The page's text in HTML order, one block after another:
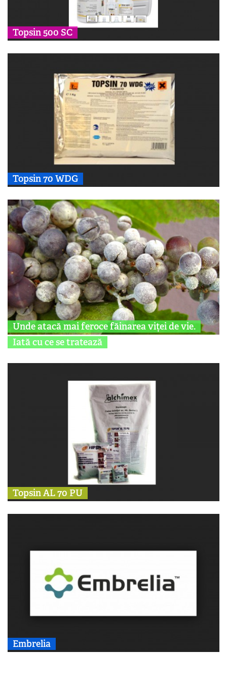
Topsin 500 SC
Topsin 70 WDG
Unde atacă mai feroce făinarea viței de vie.
Iată cu ce se tratează
Topsin AL 70 PU
Embrelia